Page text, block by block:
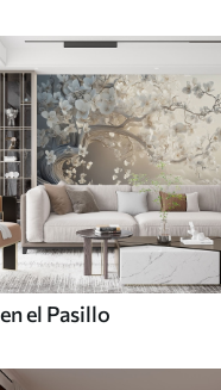
en el Pasillo